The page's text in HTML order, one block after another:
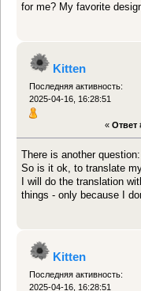
for me? My favorite
Kitten
Последняя активность:
2025-04-16, 16:28:51
« Ответ
There is another
So is it ok, to translate
I will do the translation
things - only because I
Kitten
Последняя активность:
2025-04-16, 16:28:51